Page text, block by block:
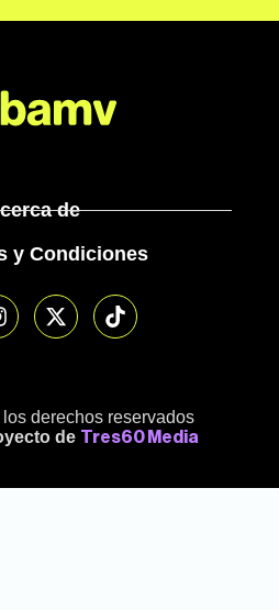
de
y Condiciones
derechos reservados
de Tres60 Media